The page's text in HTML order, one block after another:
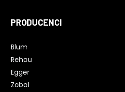
PRODUCENCI
Blum
Rehau
Egger
Zobal